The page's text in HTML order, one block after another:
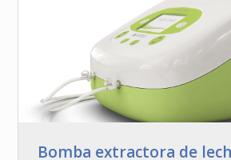
Bomba extractora de